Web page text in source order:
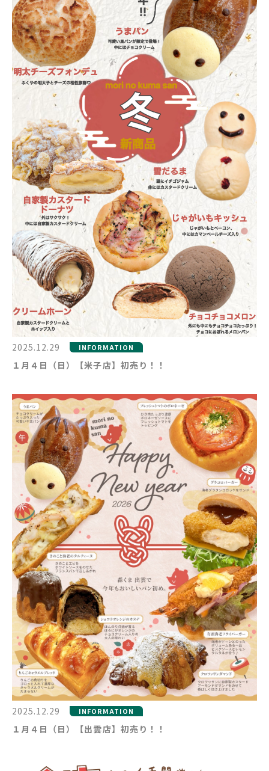
2025.12.29 INFORMATION
１月４日（日）【米子店】初売り！！
2025.12.29 INFORMATION
１月４日（日）【出雲店】初売り！！